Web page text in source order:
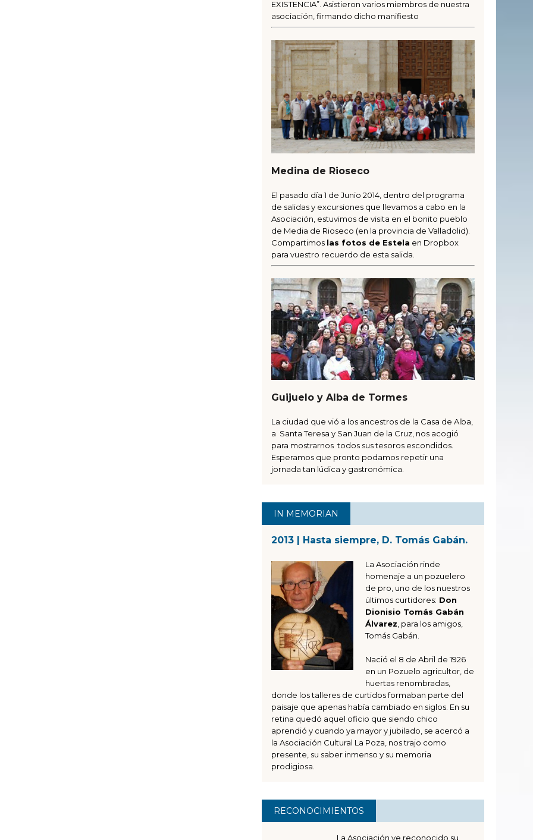
EXISTENCIA”. Asistieron varios miembros de nuestra
asociación, firmando dicho manifiesto
Medina de Rioseco
El pasado día 1 de Junio 2014, dentro del programa
de salidas y excursiones que llevamos a cabo en la
Asociación, estuvimos de visita en el bonito pueblo
de Media de Rioseco (en la provincia de Valladolid).
Compartimos las fotos de Estela en Dropbox
para vuestro recuerdo de esta salida.
Guijuelo y Alba de Tormes
La ciudad que vió a los ancestros de la Casa de Alba,
a Santa Teresa y San Juan de la Cruz, nos acogió
para mostrarnos todos sus tesoros escondidos.
Esperamos que pronto podamos repetir una
jornada tan lúdica y gastronómica.
IN MEMORIAN
2013 | Hasta siempre, D. Tomás Gabán.
La Asociación rinde
homenaje a un pozuelero
de pro, uno de los nuestros
últimos curtidores: Don
Dionisio Tomás Gabán
Álvarez , para los amigos,
Tomás Gabán.
Nació el 8 de Abril de 1926
en un Pozuelo agricultor, de
huertas renombradas,
donde los talleres de curtidos formaban parte del
paisaje que apenas había cambiado en siglos. En su
retina quedó aquel oficio que siendo chico
aprendió y cuando ya mayor y jubilado, se acercó a
la Asociación Cultural La Poza, nos trajo como
presente, su saber inmenso y su memoria
prodigiosa.
RECONOCIMIENTOS
La Asociación ve reconocido su